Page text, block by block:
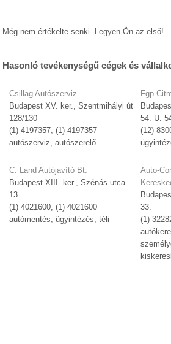
Még nem értékelte senki. Legyen Ön az első!
Hasonló tevékenységű cégek és
Csillag Autószerviz
Budapest XV. ker., Szentmihályi út
128/130
(1) 4197357, (1) 4197357
autószerviz, autószerelő
C. Land Autójavító Bt.
Budapest XIII. ker., Szénás utca
13.
(1) 4021600, (1) 4021600
autómentés, ügyintézés, téli
Fgp
54. U.
(12)
Auto-
33.
(1)